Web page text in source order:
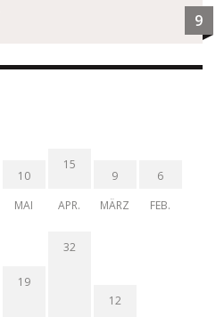
9
10
MAI
15
APR.
9
MÄRZ
6
FEB.
19
32
12